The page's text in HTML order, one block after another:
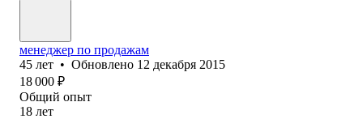
менеджер по продажам
45 лет • Обновлено 12 декабря 2015
18 000 ₽
Общий опыт
18 лет